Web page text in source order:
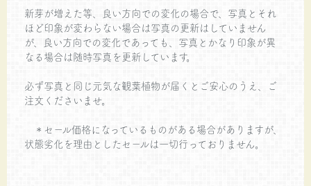
新芽が増えた等、良い方向での変化の場合で、写真とそれ
ほど印象が変わらない場合は写真の更新はしていません
が、良い方向での変化であっても、写真とかなり印象が異
なる場合は随時写真を更新しています。
必ず写真と同じ元気な観葉植物が届くとご安心のうえ、ご
注文くださいませ。
＊セール価格になっているものがある場合がありますが、
状態劣化を理由としたセールは一切行っておりません。